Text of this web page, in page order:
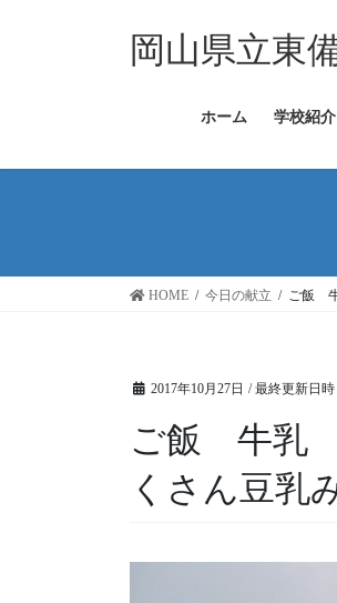
ス
ン
岡山県立東
ホーム 学校紹介
HOME 今日の献立 ご飯
2017年10月27日 / 最終更新日時
ご飯 牛乳
くさん豆乳